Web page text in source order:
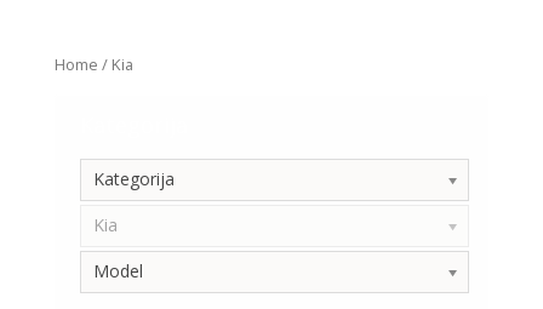
Home / Kia
Kategorija
Kia
Model